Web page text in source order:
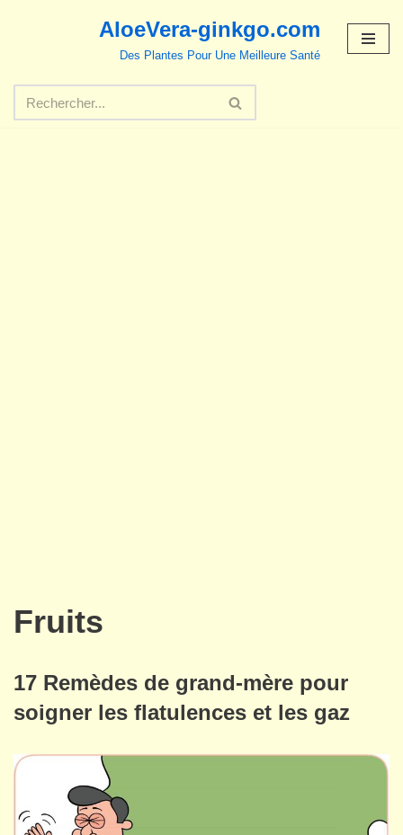
contenu
AloeVera-ginkgo.com
Des Plantes Pour Une Meilleure Santé
Fruits
17 Remèdes de grand-mère pour
soigner les flatulences et les gaz